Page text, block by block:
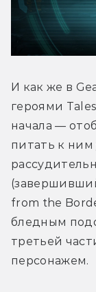
И как же в
героями
начала —
питать к
from the
бледным
третьей
персонажем.